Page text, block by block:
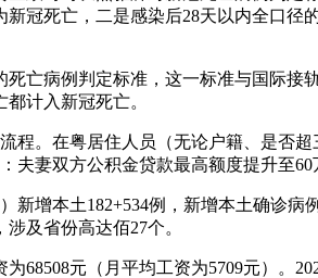
冠死亡，二是感染后28天以内全口
亡病例判定标准，这一标准与国际
计入新冠死亡。
程。在粤居住人员（无论户籍、是否
夫妻双方公积金贷款最高额度提升至60
新增本土182+534例，新增本土确诊
及省份高达佰27个。
68508元（月平均工资为5709元）。